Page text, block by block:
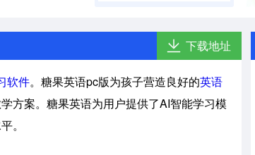
下载地址
软件。糖果英语pc版为孩子营造良好的英语
方案。糖果英语为用户提供了AI智能学习模
。